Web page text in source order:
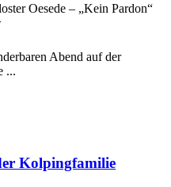
Oesede – „Kein Pardon“
Abend auf der
...
Kolpingfamilie